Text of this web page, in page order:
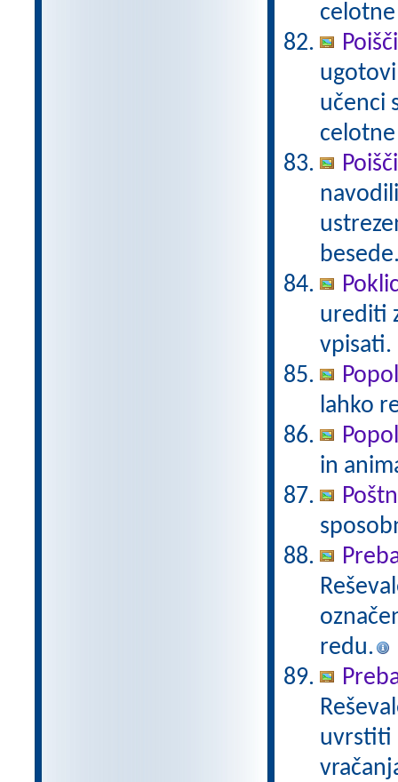
učenci
urediti
vpisati.
lahko
in
redu.
uvrstiti